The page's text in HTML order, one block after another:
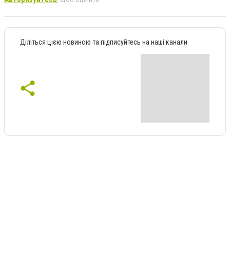
Діліться цією новиною та підписуйтесь на наші канали